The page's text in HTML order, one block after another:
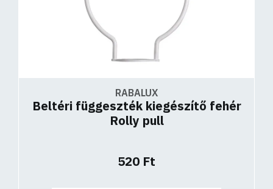
RABALUX
Beltéri függeszték kiegészítő fehér
Rolly pull
520 Ft